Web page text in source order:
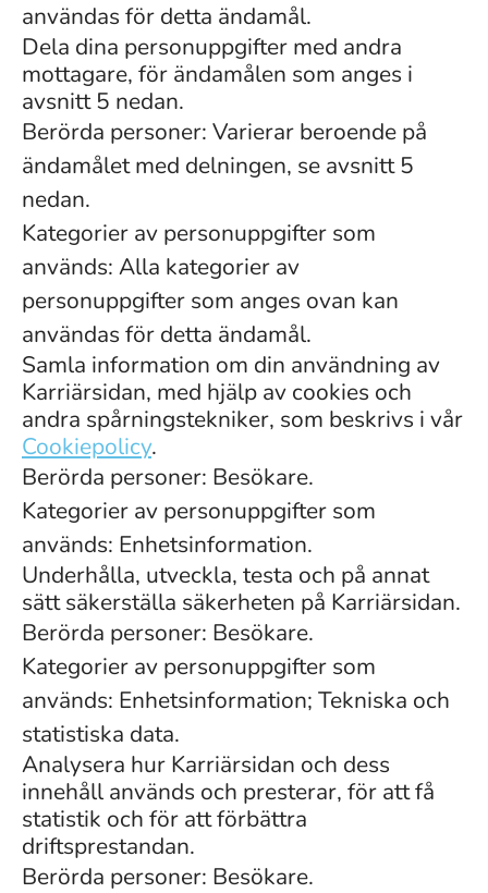
användas för detta ändamål.
Dela dina personuppgifter med andra
mottagare, för ändamålen som anges i
avsnitt 5 nedan.
Berörda personer: Varierar beroende på
ändamålet med delningen, se avsnitt 5
nedan.
Kategorier av personuppgifter som
används: Alla kategorier av
personuppgifter som anges ovan kan
användas för detta ändamål.
Samla information om din användning av
Karriärsidan, med hjälp av cookies och
andra spårningstekniker, som beskrivs i vår
Cookiepolicy.
Berörda personer: Besökare.
Kategorier av personuppgifter som
används: Enhetsinformation.
Underhålla, utveckla, testa och på annat
sätt säkerställa säkerheten på Karriärsidan.
Berörda personer: Besökare.
Kategorier av personuppgifter som
används: Enhetsinformation; Tekniska och
statistiska data.
Analysera hur Karriärsidan och dess
innehåll används och presterar, för att få
statistik och för att förbättra
driftsprestandan.
Berörda personer: Besökare.